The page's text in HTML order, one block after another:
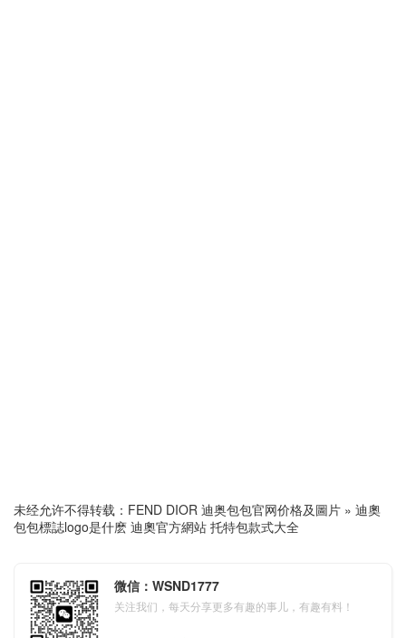
未经允许不得转载： FEND DIOR 迪奥包包官网价格及圖片 » 迪奧
包包標誌logo是什麽 迪奧官方網站 托特包款式大全
微信：WSND1777
关注我们，每天分享更多有趣的事儿，有趣有料！